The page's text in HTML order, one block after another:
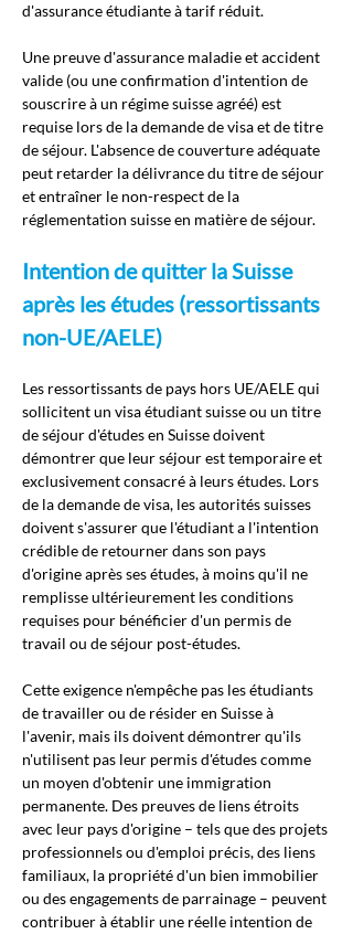
d'assurance étudiante à tarif réduit.
Une preuve d'assurance maladie et accident
valide (ou une confirmation d'intention de
souscrire à un régime suisse agréé) est
requise lors de la demande de visa et de titre
de séjour. L'absence de couverture adéquate
peut retarder la délivrance du titre de séjour
et entraîner le non-respect de la
réglementation suisse en matière de séjour.
Intention de quitter la Suisse
après les études (ressortissants
non-UE/AELE)
Les ressortissants de pays hors UE/AELE qui
sollicitent un visa étudiant suisse ou un titre
de séjour d'études en Suisse doivent
démontrer que leur séjour est temporaire et
exclusivement consacré à leurs études. Lors
de la demande de visa, les autorités suisses
doivent s'assurer que l'étudiant a l'intention
crédible de retourner dans son pays
d'origine après ses études, à moins qu'il ne
remplisse ultérieurement les conditions
requises pour bénéficier d'un permis de
travail ou de séjour post-études.
Cette exigence n'empêche pas les étudiants
de travailler ou de résider en Suisse à
l'avenir, mais ils doivent démontrer qu'ils
n'utilisent pas leur permis d'études comme
un moyen d'obtenir une immigration
permanente. Des preuves de liens étroits
avec leur pays d'origine – tels que des projets
professionnels ou d'emploi précis, des liens
familiaux, la propriété d'un bien immobilier
ou des engagements de parrainage – peuvent
contribuer à établir une réelle intention de